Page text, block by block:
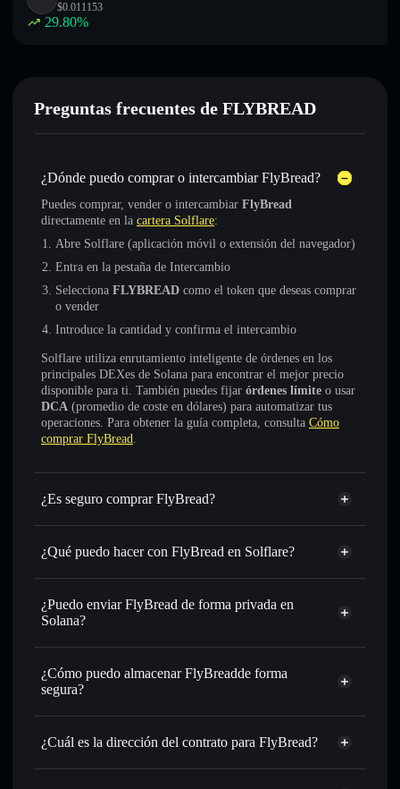
$0.011153
29.80%
Preguntas frecuentes de FLYBREAD
¿Dónde puedo comprar o intercambiar FlyBread?
Puedes comprar, vender o intercambiar FlyBread
directamente en la cartera Solflare:
Abre Solflare (aplicación móvil o extensión del navegador)
Entra en la pestaña de Intercambio
Selecciona FLYBREAD como el token que deseas comprar
o vender
Introduce la cantidad y confirma el intercambio
Solflare utiliza enrutamiento inteligente de órdenes en los
principales DEXes de Solana para encontrar el mejor precio
disponible para ti. También puedes fijar órdenes límite o usar
DCA (promedio de coste en dólares) para automatizar tus
operaciones. Para obtener la guía completa, consulta Cómo
comprar FlyBread.
¿Es seguro comprar FlyBread?
FlyBread no está verificado
¿Qué puedo hacer con FlyBread en Solflare?
FlyBread
cartera de Solflare
Intercambiar al instante: operar con FLYBREAD para
SOL, USDC o miles de otros tokens de Solana con
disponible
Establecer órdenes límite: automatizar las operaciones en
tu precio objetivo para FLYBREAD
Utilizar DCA: promedio de coste en dólares en
: transferir FLYBREAD sin
vincular públicamente las carteras usando el agregador de
¿Puedo enviar FlyBread de forma privada en
Solana?
agregador de privacidad
¿Cómo puedo almacenar FlyBreadde forma
segura?
FlyBread
¿Cuál es la dirección del contrato para FlyBread?
FlyBread